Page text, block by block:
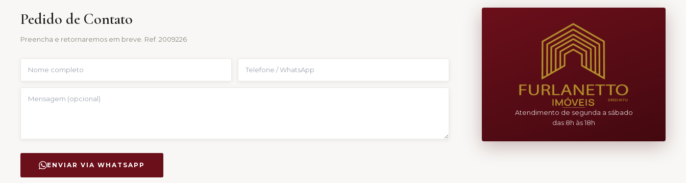
Pedido de Contato
Preencha e retornaremos em breve. Ref. 2009226
ENVIAR VIA WHATSAPP
Atendimento de segunda a sábado
das 8h às 18h